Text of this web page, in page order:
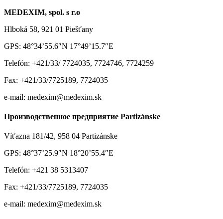
MEDEXIM, spol. s r.o
Hlboká 58, 921 01 Piešťany
GPS: 48°34’55.6″N 17°49’15.7″E
Telefón: +421/33/ 7724035, 7724746, 7724259
Fax: +421/33/7725189, 7724035
e-mail: medexim@medexim.sk
Производственное предприятие Partizánske
Víťazna 181/42, 958 04 Partizánske
GPS: 48°37’25.9″N 18°20’55.4″E
Telefón: +421 38 5313407
Fax: +421/33/7725189, 7724035
e-mail: medexim@medexim.sk